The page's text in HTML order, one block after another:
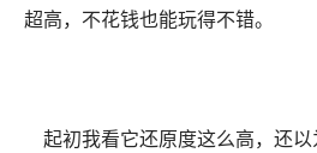
超高，不花钱也能玩得不错。
起初我看它还原度这么高，还